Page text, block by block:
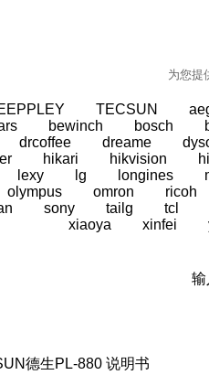
为您提
TECSUN
bewinch bosch
drcoffee dreame
hikari hikvision
lexy lg longines
olympus omron ricoh
sony tailg tcl
xiaoya
xinfei
输
德生PL-880 说明书